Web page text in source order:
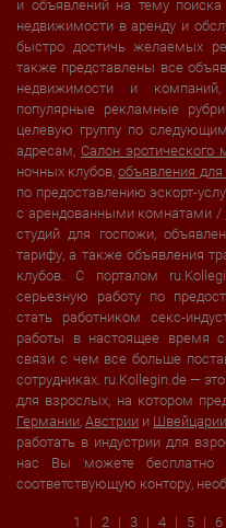
и объявлений на тему
недвижимости в аренду и
быстро достичь желаемых
также представлены все
недвижимости и
популярные рекламные
целевую группу по
адресам, Салон эротического
ночных клубов,объявления
по предоставлению эскорт-
с арендованными комнатами /
студий для госпожи,
тарифу, а также объявления
клубов. С порталом
серьезную работу по
стать работником секс-
работы в настоящее время
связи с чем все больше
сотрудниках. ru.Kollegin.de —
для взрослых, на котором
Германии,Австрии и Швейцарии
работать в индустрии для
нас Вы можете бесплатно
соответствующую контору,
1 2 3 4 5 6